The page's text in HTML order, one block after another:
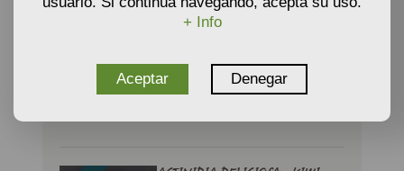
(hembra)
14,56€
+ Info
Aceptar Denegar